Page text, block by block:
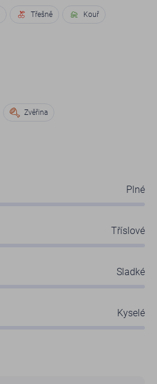
Třešně Kouř
Zvěřina
Plné
Tříslové
Sladké
Kyselé